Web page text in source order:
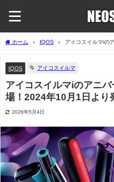
ホーム IQOS
アイコスイルマiの
IQOS アイコスイルマ
アイコスイルマiのアニ
場！2024年10月1日より
2026年5月4日